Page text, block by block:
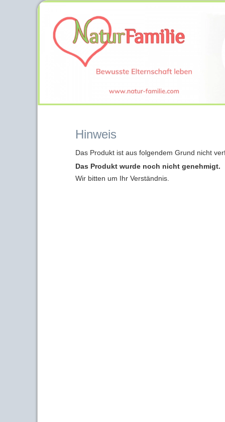
Hinweis
Das Produkt ist aus folgendem Grund nicht
Das Produkt wurde noch nicht genehmigt.
Wir bitten um Ihr Verständnis.